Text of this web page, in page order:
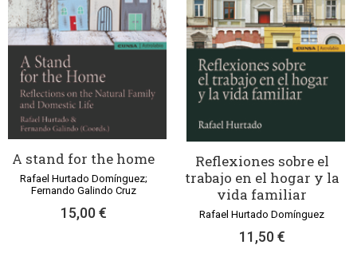
A stand for the home
Rafael Hurtado Domínguez;
Fernando Galindo Cruz
15,00 €
Reflexiones sobre el
trabajo en el hogar y la
vida familiar
Rafael Hurtado Domínguez
11,50 €